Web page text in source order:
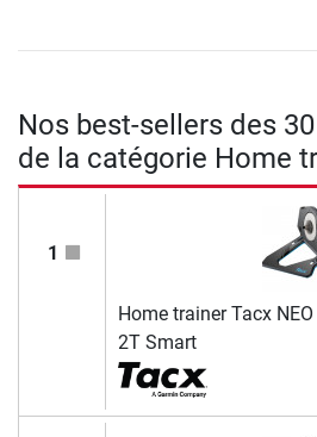
Nos best-sellers des
de la catégorie Home
1
Home trainer Tacx NEO
2T Smart